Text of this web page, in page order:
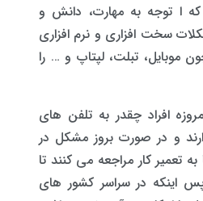
ا توجه به مهارت، دانش و
سخت افزاری و نرم افزاری
موبایل، تبلت، لپتاپ و … را
افراد چقدر به تلفن های
و در صورت بروز مشکل در
تعمیر کار مراجعه می کنند تا
اینکه در سراسر کشور های